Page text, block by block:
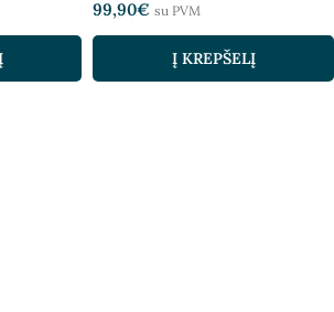
99,90€ su PVM
Į KREPŠELĮ